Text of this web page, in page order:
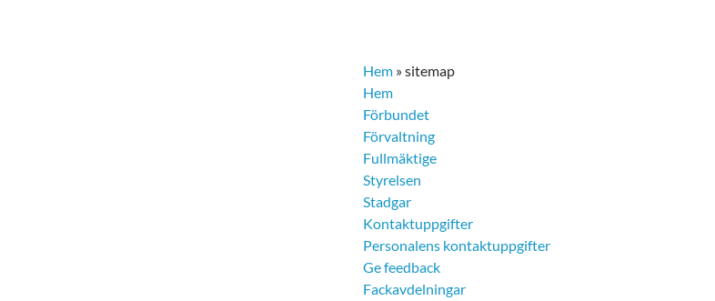
Hem »sitemap
Hem
Förbundet
Förvaltning
Fullmäktige
Styrelsen
Stadgar
Kontaktuppgifter
Personalens kontaktuppgifter
Ge feedback
Fackavdelningar